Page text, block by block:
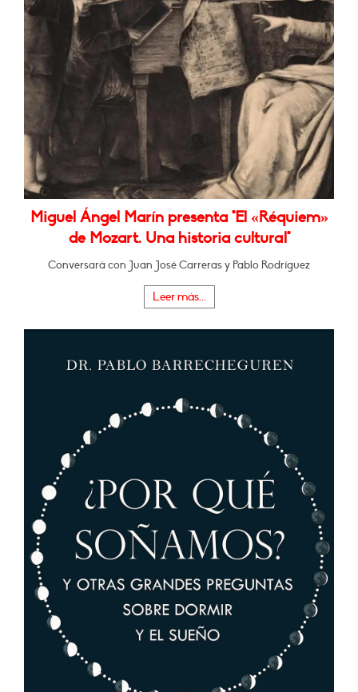
Miguel Ángel Marín presenta "El «Réquiem»
de Mozart. Una historia cultural"
Conversará con Juan José Carreras y Pablo Rodríguez
Leer más...